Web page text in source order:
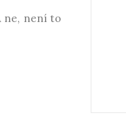
ne, není to